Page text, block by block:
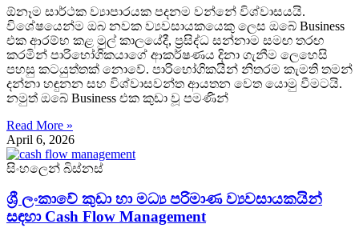
ඕනෑම සාර්ථක ව්‍යාපාරයක පදනම වන්නේ විශ්වාසයයි.
විශේෂයෙන්ම ඔබ නවක ව්‍යවසායකයෙකු ලෙස ඔබේ Business
එක ආරම්භ කළ මුල් කාලයේදී, ප්‍රසිද්ධ සන්නාම සමඟ තරඟ
කරමින් පාරිභෝගිකයාගේ ආකර්ෂණය දිනා ගැනීම ලෙහෙසි
පහසු කටයුත්තක් නොවේ. පාරිභෝගිකයින් නිතරම කැමති තමන්
දන්නා හඳුනන සහ විශ්වාසවන්ත ආයතන වෙත යොමු වීමටයි.
නමුත් ඔබේ Business එක කුඩා වූ පමණින්
Read More »
April 6, 2026
සිංහලෙන් බිස්නස්
ශ්‍රී ලංකාවේ කුඩා හා මධ්‍ය පරිමාණ ව්‍යවසායකයින්
සඳහා Cash Flow Management